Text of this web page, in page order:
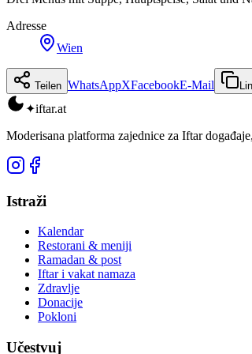
Adresse
Wien
Teilen WhatsAppXFacebookE-Mail
✦iftar.at
Moderisana platforma zajednice za Iftar
Istraži
Kalendar
Restorani & meniji
Ramadan & post
Iftar i vakat namaza
Zdravlje
Donacije
Pokloni
Učestvuj